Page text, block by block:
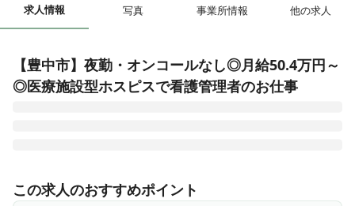
求人情報 写真 事業所情報 他の求人
【豊中市】夜勤・オンコールなし◎月給50.4万円～
◎医療施設型ホスピスで看護管理者のお仕事
高い方をお受け入れし、大切な時間を穏やかに過ごしていた
だくための、安らぎの療養の場です。医療施設型ホスピスと
この求人のおすすめポイント